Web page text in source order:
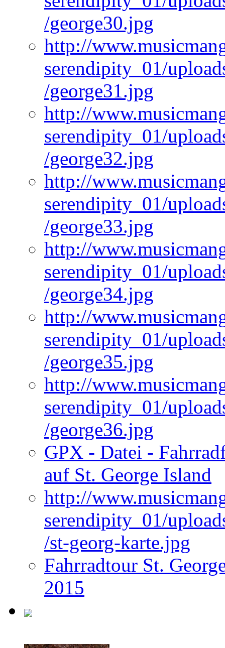
/george30.jpg
http://
serendipity_01/
/george31.jpg
http://
serendipity_01/
/george32.jpg
http://
serendipity_01/
/george33.jpg
http://
serendipity_01/
/george34.jpg
http://
serendipity_01/
/george35.jpg
http://
serendipity_01/
/george36.jpg
GPX - Datei -
auf St. George Island
http://
serendipity_01/
/st-georg-karte.jpg
Fahrradtour St.
2015